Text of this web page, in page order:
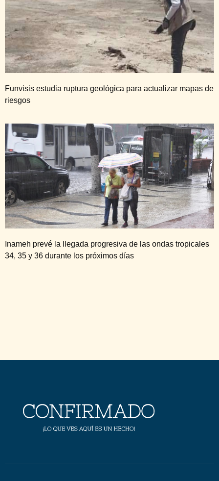
Funvisis estudia ruptura geológica para actualizar mapas de
riesgos
Inameh prevé la llegada progresiva de las ondas tropicales
34, 35 y 36 durante los próximos días